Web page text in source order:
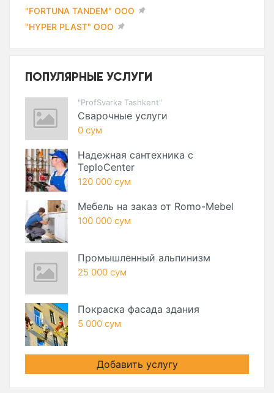
"FORTUNA TANDEM" ООО
"HYPER PLAST" ООО
ПОПУЛЯРНЫЕ УСЛУГИ
"ProfSvarka Tashkent"
Сварочные услуги
0 сум
Надежная сантехника с
TeploCenter
120 000 сум
Мебель на заказ от Romo-Mebel
100 000 сум
Промышленный альпинизм
25 000 сум
Покраска фасада здания
5 000 сум
Добавить услугу